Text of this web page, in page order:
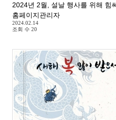
2024년 2월, 설날 행사를 위해 힘
홈페이지관리자
2024.02.14
조회 수 20